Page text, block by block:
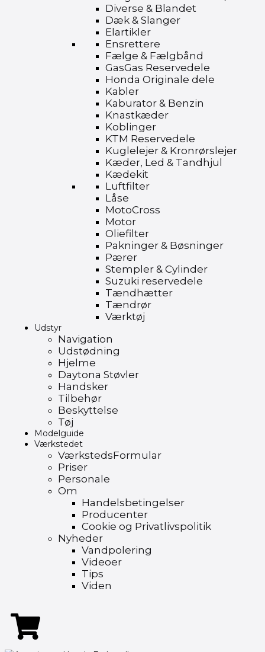
Diverse & Blandet
Dæk & Slanger
Elartikler
Ensrettere
Fælge & Fælgbånd
GasGas Reservedele
Honda Originale dele
Kabler
Kaburator & Benzin
Knastkæder
Koblinger
KTM Reservedele
Kuglelejer & Kronrørslejer
Kæder, Led & Tandhjul
Kædekit
Luftfilter
Låse
MotoCross
Motor
Oliefilter
Pakninger & Bøsninger
Pærer
Stempler & Cylinder
Suzuki reservedele
Tændhætter
Tændrør
Værktøj
Udstyr
Navigation
Udstødning
Hjelme
Daytona Støvler
Handsker
Tilbehør
Beskyttelse
Tøj
Modelguide
Værkstedet
VærkstedsFormular
Priser
Personale
Om
Handelsbetingelser
Producenter
Cookie og Privatlivspolitik
Nyheder
Vandpolering
Videoer
Tips
Viden